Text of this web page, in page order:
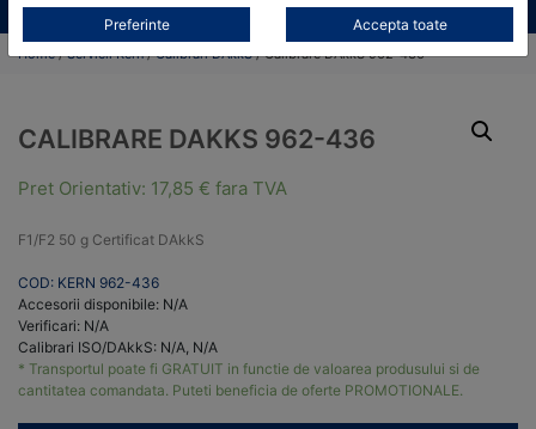
Toate produsele CONTACT
Home/Servicii Kern/Calibrari DAkkS/ Calibrare DAkkS 962-436
CALIBRARE DAKKS 962-436
Pret Orientativ: 17,85 € fara TVA
F1/F2 50 g Certificat DAkkS
COD: KERN 962-436
Accesorii disponibile: N/A
Verificari: N/A
Calibrari ISO/DAkkS: N/A, N/A
* Transportul poate fi GRATUIT in functie de valoarea produsului si de
cantitatea comandata. Puteti beneficia de oferte PROMOTIONALE.
Preferinte Accepta toate